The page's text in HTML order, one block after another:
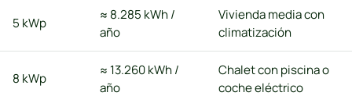
5 kWp
≈ 8.285 kWh /
año
Vivienda media con
climatización
8 kWp
≈ 13.260 kWh /
año
Chalet con piscina o
coche eléctrico